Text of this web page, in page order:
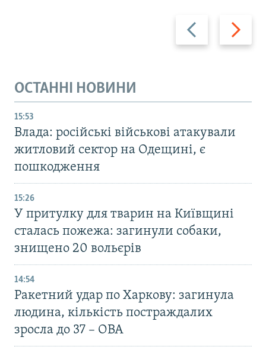
Назад Вперед
ОСТАННІ НОВИНИ
15:53
Влада: російські військові атакували
житловий сектор на Одещині, є
пошкодження
15:26
У притулку для тварин на Київщині
сталась пожежа: загинули собаки,
знищено 20 вольєрів
14:54
Ракетний удар по Харкову: загинула
людина, кількість постраждалих
зросла до 37 – ОВА